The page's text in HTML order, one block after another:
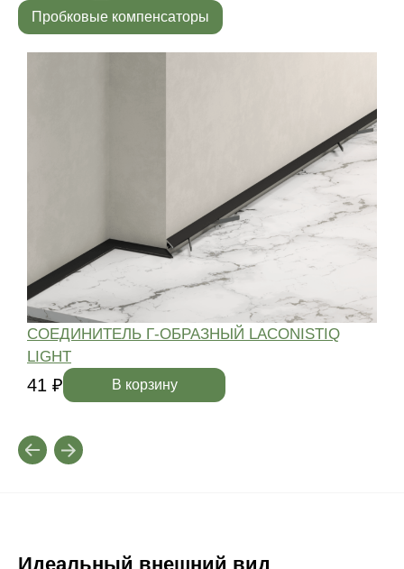
Пробковые компенсаторы
СОЕДИНИТЕЛЬ Г-ОБРАЗНЫЙ LACONISTIQ
LIGHT
41 ₽ В корзину
Идеальный внешний вид